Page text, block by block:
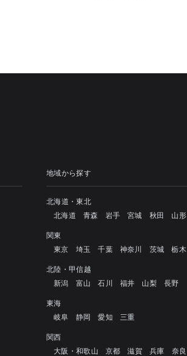
地域から探す
北海道・東北
北海道
青森 岩手 宮城 秋田 山形
関東
東京
埼玉 千葉 神奈川 茨城 栃木
北陸・甲信越
新潟
富山 石川 福井 山梨 長野
東海
岐阜
静岡 愛知 三重
関西
大阪・和歌山
京都 滋賀 兵庫 奈良